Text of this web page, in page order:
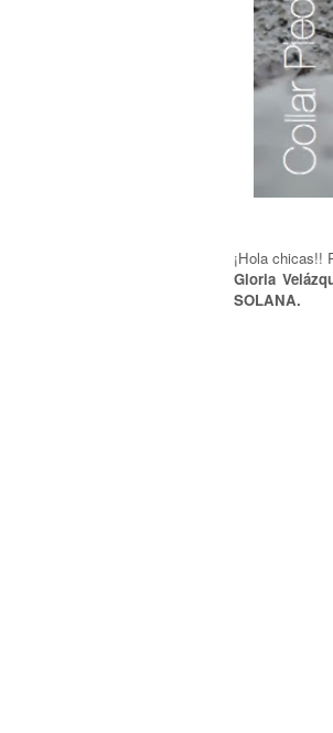
¡Hola chicas!!
Gloria
SOLANA.